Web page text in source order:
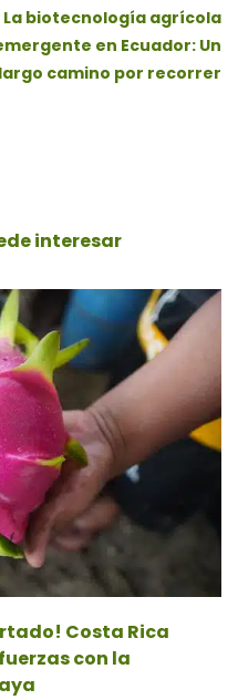
La biotecnología agrícola
en Ecuador: Un
largo camino por recorrer
interesar
Costa Rica
con la